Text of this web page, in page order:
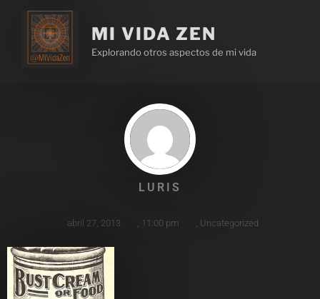
MI VIDA ZEN
Explorando otros aspectos de mi vida
LURIS
abril 27, 2013 11:00 pm Uncategorized